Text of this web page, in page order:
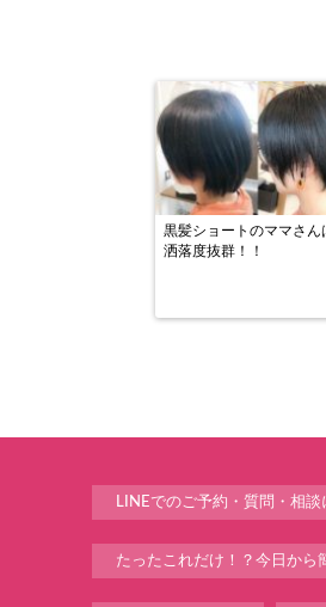
黒髪ショートのママさん
洒落度抜群！！
LINEでのご予約・質問・相談
たったこれだけ！？今日から